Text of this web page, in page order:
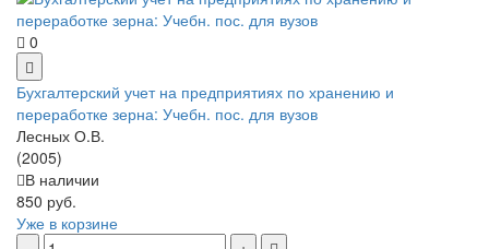
0
Бухгалтерский учет на предприятиях по хранению и
переработке зерна: Учебн. пос. для вузов
Лесных О.В.
(2005)
В наличии
850 руб.
Уже в корзине